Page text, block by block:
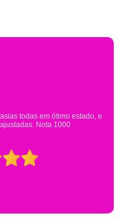
a fantasia de meu filho na
em que estavam fechando e
bem atendido.